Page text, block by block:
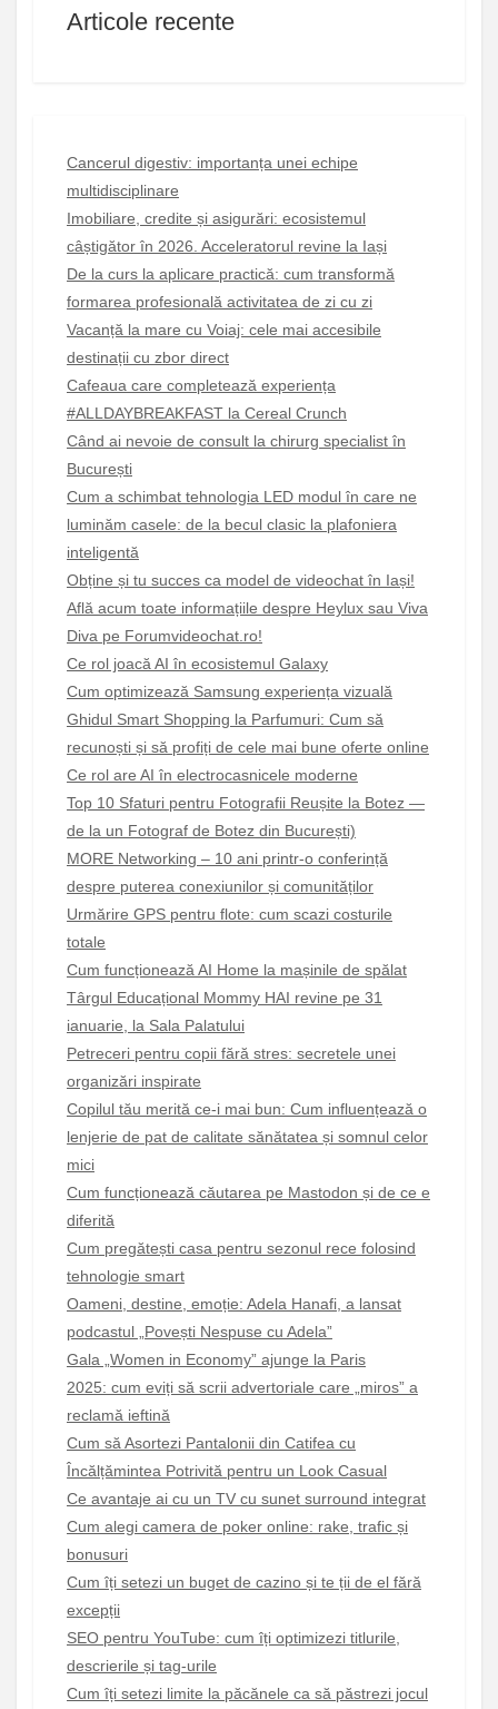
Articole recente
Cancerul digestiv: importanța unei echipe
multidisciplinare
Imobiliare, credite și asigurări: ecosistemul
câștigător în 2026. Acceleratorul revine la Iași
De la curs la aplicare practică: cum transformă
formarea profesională activitatea de zi cu zi
Vacanță la mare cu Voiaj: cele mai accesibile
destinații cu zbor direct
Cafeaua care completează experiența
#ALLDAYBREAKFAST la Cereal Crunch
Când ai nevoie de consult la chirurg specialist în
București
Cum a schimbat tehnologia LED modul în care ne
luminăm casele: de la becul clasic la plafoniera
inteligentă
Obține și tu succes ca model de videochat în Iași!
Află acum toate informațiile despre Heylux sau Viva
Diva pe Forumvideochat.ro!
Ce rol joacă AI în ecosistemul Galaxy
Cum optimizează Samsung experiența vizuală
Ghidul Smart Shopping la Parfumuri: Cum să
recunoști și să profiți de cele mai bune oferte online
Ce rol are AI în electrocasnicele moderne
Top 10 Sfaturi pentru Fotografii Reușite la Botez —
de la un Fotograf de Botez din București)
MORE Networking – 10 ani printr-o conferință
despre puterea conexiunilor și comunităților
Urmărire GPS pentru flote: cum scazi costurile
totale
Cum funcționează AI Home la mașinile de spălat
Târgul Educațional Mommy HAI revine pe 31
ianuarie, la Sala Palatului
Petreceri pentru copii fără stres: secretele unei
organizări inspirate
Copilul tău merită ce-i mai bun: Cum influențează o
lenjerie de pat de calitate sănătatea și somnul celor
mici
Cum funcționează căutarea pe Mastodon și de ce e
diferită
Cum pregătești casa pentru sezonul rece folosind
tehnologie smart
Oameni, destine, emoție: Adela Hanafi, a lansat
podcastul „Povești Nespuse cu Adela”
Gala „Women in Economy” ajunge la Paris
2025: cum eviți să scrii advertoriale care „miros” a
reclamă ieftină
Cum să Asortezi Pantalonii din Catifea cu
Încălțămintea Potrivită pentru un Look Casual
Ce avantaje ai cu un TV cu sunet surround integrat
Cum alegi camera de poker online: rake, trafic și
bonusuri
Cum îți setezi un buget de cazino și te ții de el fără
excepții
SEO pentru YouTube: cum îți optimizezi titlurile,
descrierile și tag-urile
Cum îți setezi limite la păcănele ca să păstrezi jocul